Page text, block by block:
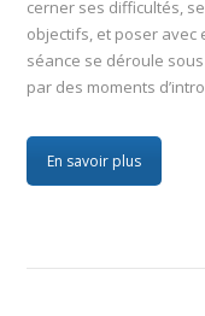
cerner ses difficultés,
objectifs, et poser avec
séance se déroule
par des moments
En savoir plus